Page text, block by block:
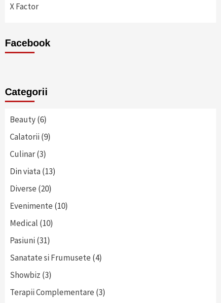
X Factor
Facebook
Categorii
Beauty(6)
Calatorii(9)
Culinar(3)
Din viata(13)
Diverse (20)
Evenimente (10)
Medical (10)
Pasiuni(31)
Sanatate si Frumusete (4)
Showbiz (3)
Terapii Complementare (3)